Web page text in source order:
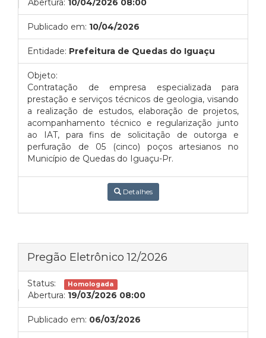
Abertura: 10/04/2026 08:00
Publicado em: 10/04/2026
Entidade: Prefeitura de Quedas do Iguaçu
Objeto:
Contratação de empresa especializada para
prestação e serviços técnicos de geologia, visando
a realização de estudos, elaboração de projetos,
acompanhamento técnico e regularização junto
ao IAT, para fins de solicitação de outorga e
perfuração de 05 (cinco) poços artesianos no
Município de Quedas do Iguaçu-Pr.
Detalhes
Pregão Eletrônico 12/2026
Status: Homologada
Abertura: 19/03/2026 08:00
Publicado em: 06/03/2026